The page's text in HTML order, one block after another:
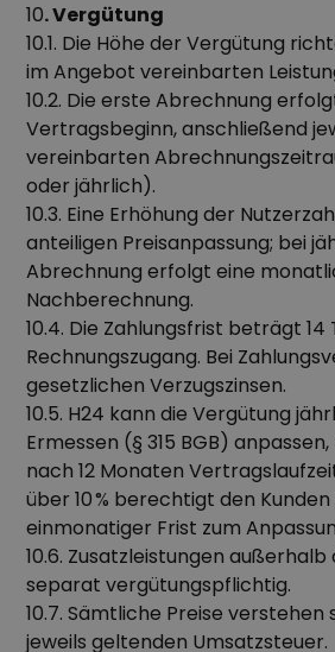
10. Vergütung
10.1. Die Höhe der Vergütung
im Angebot vereinbarten
10.2. Die erste Abrechnung
Vertragsbeginn, anschließend
vereinbarten
oder jährlich).
10.3. Eine Erhöhung der
anteiligen Preisanpassung; bei
Abrechnung erfolgt eine
Nachberechnung.
10.4. Die Zahlungsfrist beträgt 14
Rechnungszugang. Bei
gesetzlichen Verzugszinsen.
10.5. H24 kann die Vergütung
Ermessen (§ 315 BGB)
nach 12 Monaten
über 10 % berechtigt den
einmonatiger Frist zum
10.6. Zusatzleistungen
separat vergütungspflichtig.
10.7. Sämtliche Preise verstehen
jeweils geltenden Umsatzsteuer.